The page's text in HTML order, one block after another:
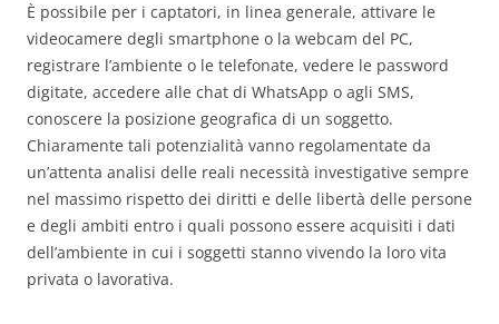
È possibile per i captatori, in linea generale, attivare le
videocamere degli smartphone o la webcam del PC,
registrare l’ambiente o le telefonate, vedere le password
digitate, accedere alle chat di WhatsApp o agli SMS,
conoscere la posizione geografica di un soggetto.
Chiaramente tali potenzialità vanno regolamentate da
un’attenta analisi delle reali necessità investigative sempre
nel massimo rispetto dei diritti e delle libertà delle persone
e degli ambiti entro i quali possono essere acquisiti i dati
dell’ambiente in cui i soggetti stanno vivendo la loro vita
privata o lavorativa.